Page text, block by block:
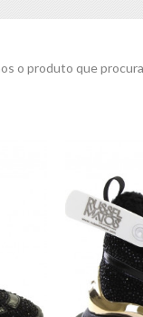
o produto que